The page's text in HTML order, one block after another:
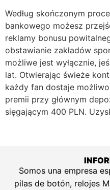
Według skończonym
bankowego możesz
reklamy bonusu
obstawianie zakładów
możliwe jest wyłącznie,
lat. Otwierając świeże
każdy fan dostaje
premii przy głównym
sięgającym 400 PLN.
Somos una empresa
pilas de botón, relojes